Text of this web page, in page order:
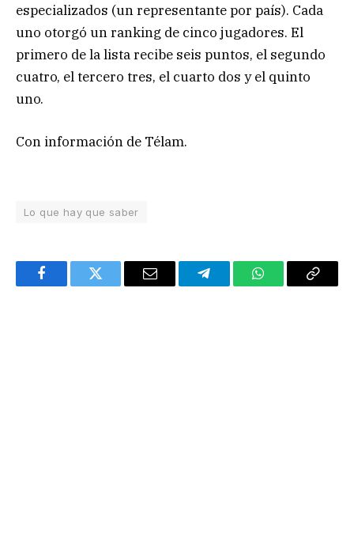
especializados (un representante por país). Cada
uno otorgó un ranking de cinco jugadores. El
primero de la lista recibe seis puntos, el segundo
cuatro, el tercero tres, el cuarto dos y el quinto
uno.
Con información de Télam.
Lo que hay que saber
FacebookTwitter Email TelegramWhatsAppCopy